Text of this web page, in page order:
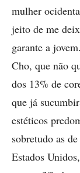
mulher
jeito de me
garante a jovem.
Cho, que não
dos 13% de
que já
estéticos
sobretudo as
Estados